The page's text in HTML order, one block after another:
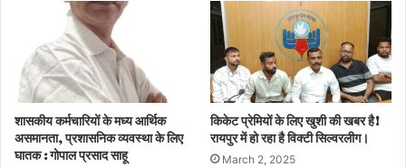
शासकीय कर्मचारियों के मध्य आर्थिक
असमानता, प्रशासनिक व्यवस्था के लिए
घातक : गोपाल प्रसाद साहू
किकेट प्रेमियों के लिए खुशी की खबर है!
रायपुर में हो रहा है विक्टी सिल्वरलीग।
March 2, 2025